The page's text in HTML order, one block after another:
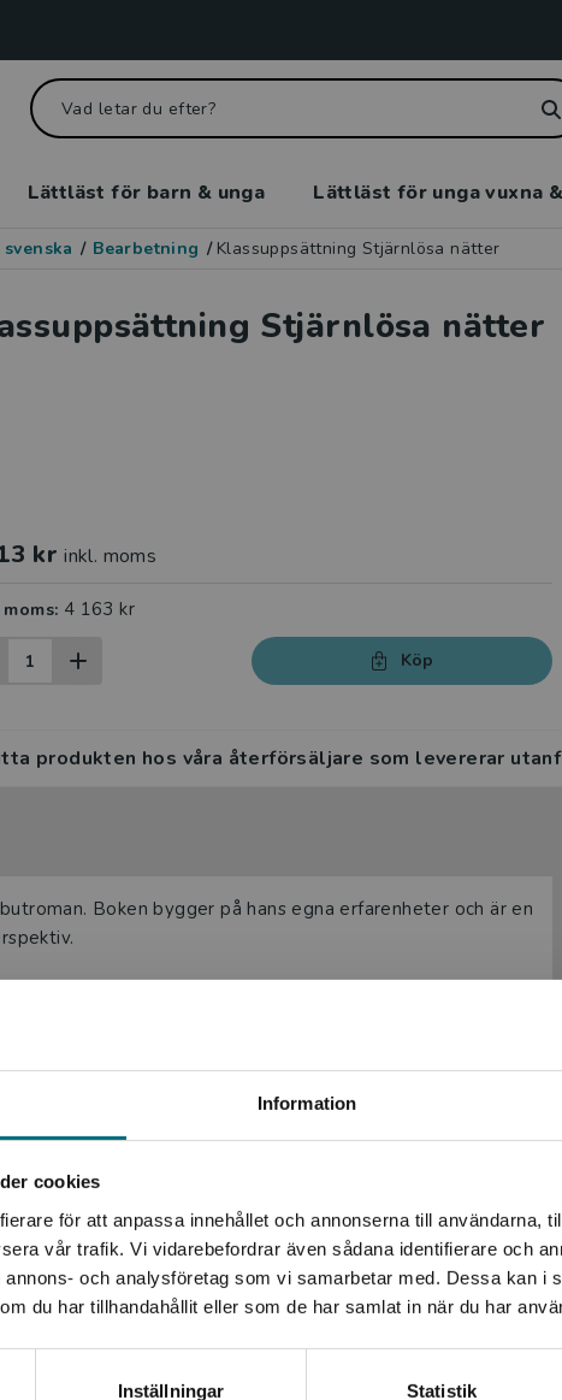
Information
cookies
för att anpassa innehållet och annonserna till användarna,
vår trafik. Vi vidarebefordrar även sådana identifierare och
och analysföretag som vi samarbetar med. Dessa kan i
du har tillhandahållit eller som de har samlat in när du har
Inställningar Statistik
Begränsad fraktregion
Det verkar som att du besöker nyponochviljaforlag.se via
en enhet utanför Sverige. Vi erbjuder inte leveranser
utanför Sverige. För att kunna slutföra ett köp måste
leveransadressen vara i Sverige.
Lättläst för barn & unga Lättläst för unga vuxna
/ Bearbetning / Klassuppsättning Stjärnlösa nätter
Stjärnlösa nätter
kr inkl. moms
4 163 kr
Köp
produkten hos våra återförsäljare som levererar
Boken bygger på hans egna erfarenheter och är en
har spelats som teaterföreställning.
Att boken finns bearbetad till lättläst gör den
om sina läsupplevelser och att få känna
språk och att den är anpassad för läsare som har
arbetsmaterial för både lärare och elev att jobba med i
klassen, trots att gruppen befinner sig på olika nivåer.
elever kan delta oavsett läsförmåga och de kan
boksamtal, läsprojekt eller för att hitta litteratur anpassad
beskrivningen